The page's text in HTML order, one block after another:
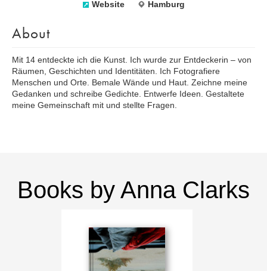
Website Hamburg
About
Mit 14 entdeckte ich die Kunst. Ich wurde zur Entdeckerin – von
Räumen, Geschichten und Identitäten.⁠ Ich Fotografiere
Menschen und Orte. Bemale Wände und Haut. Zeichne meine
Gedanken und schreibe Gedichte. Entwerfe Ideen. Gestaltete
meine Gemeinschaft mit und stellte Fragen.⁠
Books by Anna Clarks